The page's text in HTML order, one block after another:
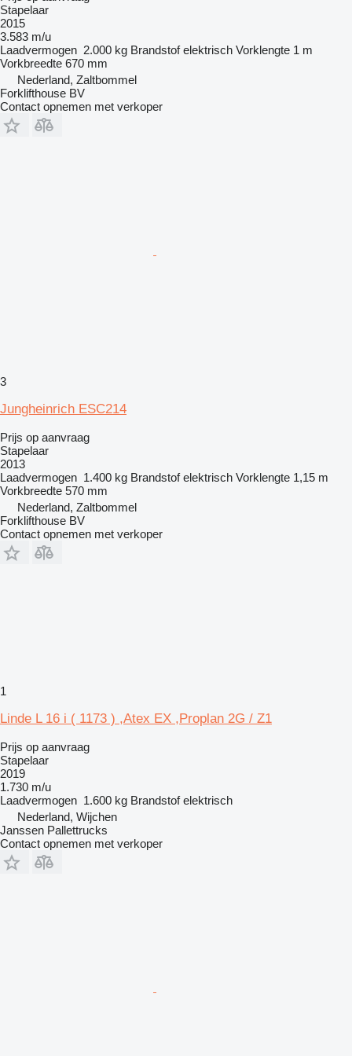
Stapelaar
2015
3.583 m/u
Laadvermogen 2.000 kg Brandstof elektrisch Vorklengte 1 m
Vorkbreedte 670 mm
Nederland, Zaltbommel
Forklifthouse BV
Contact opnemen met verkoper
3
Jungheinrich ESC214
Prijs op aanvraag
Stapelaar
2013
Laadvermogen 1.400 kg Brandstof elektrisch Vorklengte 1,15 m
Vorkbreedte 570 mm
Nederland, Zaltbommel
Forklifthouse BV
Contact opnemen met verkoper
1
Linde L 16 i ( 1173 ) ,Atex EX ,Proplan 2G / Z1
Prijs op aanvraag
Stapelaar
2019
1.730 m/u
Laadvermogen 1.600 kg Brandstof elektrisch
Nederland, Wijchen
Janssen Pallettrucks
Contact opnemen met verkoper